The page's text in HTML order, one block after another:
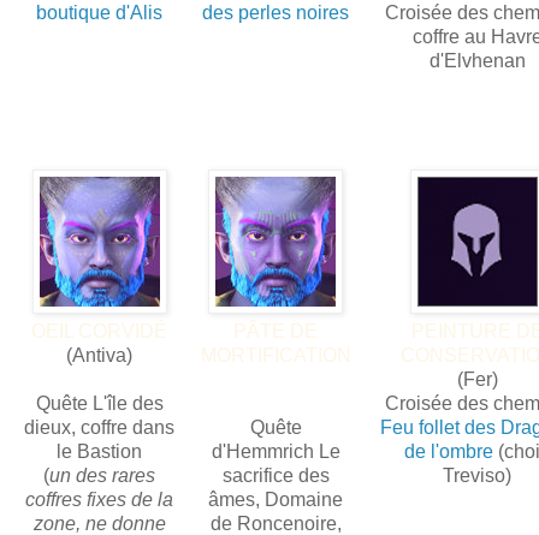
boutique d'Alis
des perles noires
Croisée des
coffre au
d'Elvhenan
OEIL CORVIDÉ
(Antiva)
Quête L'île des
dieux, coffre dans
le Bastion
(un des rares
coffres fixes de la
zone, ne donne
PÂTE DE
MORTIFICATION
Quête
d'Hemmrich Le
sacrifice des
âmes, Domaine
de Roncenoire,
PEINTURE
(Fer)
Croisée des
Feu follet des
de l'ombre
Treviso)